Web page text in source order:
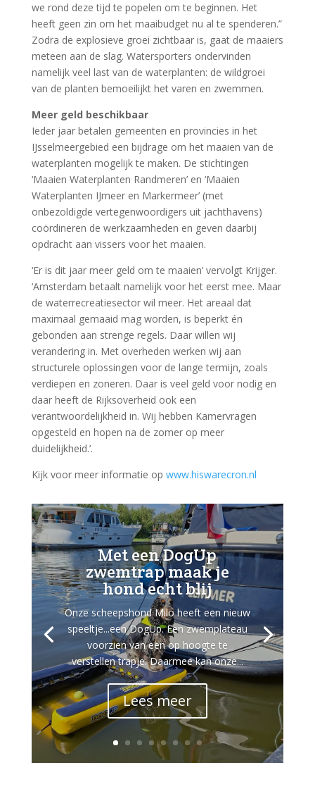
we rond deze tijd te popelen om te beginnen. Het
heeft geen zin om het maaibudget nu al te spenderen.”
Zodra de explosieve groei zichtbaar is, gaat de maaiers
meteen aan de slag. Watersporters ondervinden
namelijk veel last van de waterplanten: de wildgroei
van de planten bemoeilijkt het varen en zwemmen.
Meer geld beschikbaar
Ieder jaar betalen gemeenten en provincies in het
IJsselmeergebied een bijdrage om het maaien van de
waterplanten mogelijk te maken. De stichtingen
‘Maaien Waterplanten Randmeren’ en ‘Maaien
Waterplanten IJmeer en Markermeer’ (met
onbezoldigde vertegenwoordigers uit jachthavens)
coördineren de werkzaamheden en geven daarbij
opdracht aan vissers voor het maaien.
‘Er is dit jaar meer geld om te maaien’ vervolgt Krijger.
‘Amsterdam betaalt namelijk voor het eerst mee. Maar
de waterrecreatiesector wil meer. Het areaal dat
maximaal gemaaid mag worden, is beperkt én
gebonden aan strenge regels. Daar willen wij
verandering in. Met overheden werken wij aan
structurele oplossingen voor de lange termijn, zoals
verdiepen en zoneren. Daar is veel geld voor nodig en
daar heeft de Rijksoverheid ook een
verantwoordelijkheid in. Wij hebben Kamervragen
opgesteld en hopen na de zomer op meer
duidelijkheid.’.
Kijk voor meer informatie op www.hiswarecron.nl
Met een DogUp
zwemtrap maak je
hond echt blij
Onze scheepshond Milo heeft een nieuw
speeltje...een DogUp. Een zwemplateau
voorzien van een op hoogte te
verstellen trapje. Daarmee kan onze...
Lees meer